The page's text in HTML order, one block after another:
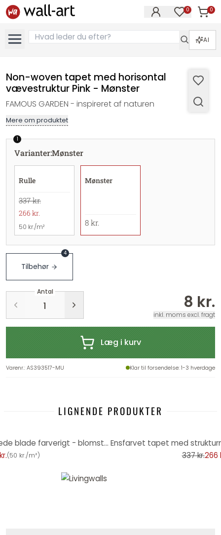
0 0
Varer
AI
Non-woven tapet med horisontal
vævestruktur Pink - Mønster
FAMOUS GARDEN - inspireret af naturen
Mere om produktet
1
Varianter:Mønster
Rulle
337 kr.
266 kr.
50 kr./m²
Mønster
8 kr.
Tilbehør
4
Antal
8 kr.
inkl. moms excl. fragt
Læg i kurv
Varenr.:AS393517-MU Klar til forsendelse: 1-3 hverdage
LIGNENDE PRODUKTER
non-woven tapet med blandede blade farverigt - blomstret tapet orange pink grøn
(50 kr./m²) 337 kr.266